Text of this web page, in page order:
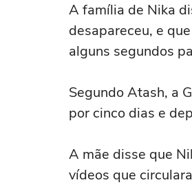
A família de Nika
desapareceu, e
alguns segundos
Segundo Atash, a
por cinco dias e
A mãe disse que
vídeos que